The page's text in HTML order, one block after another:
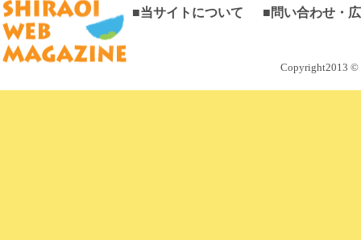
■当サイトについて ■問い合わせ・
Copyright2013 ©